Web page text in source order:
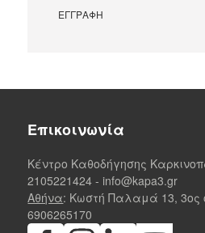
Επικοινωνία
Κέντρο Καθοδήγησης
2105221424 - info@kapa3.gr
Αθήνα: Κωστή Παλαμά 13, 3ος
6906265170